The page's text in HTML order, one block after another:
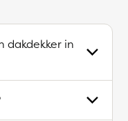
dakdekker in